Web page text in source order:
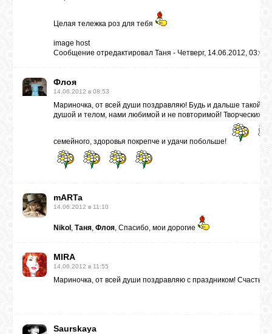
Целая тележка роз для тебя
image host
Сообщение отредактировал Таня - Четверг, 14.06.2012, 03:03
Флоя
14.06.2012 в 08:53
Мариночка, от всей души поздравляю! Будь и дальше такой
душой и телом, нами любимой и не повторимой! Творческих
семейного, здоровья покрепче и удачи побольше!
mARTa
14.06.2012 в 11:10
Nikol , Таня, Флоя, Спасибо, мои дорогие
MIRA
14.06.2012 в 11:55
Мариночка, от всей души поздравляю с праздником! Счастья
Saurskaya